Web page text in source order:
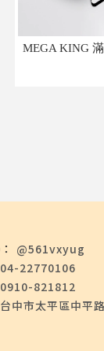
MEGA KING
@561vxyug
04-22770106
0910-821812
台中市太平區中平